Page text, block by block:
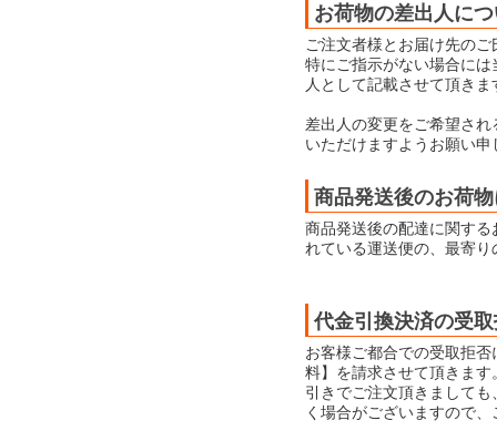
お荷物の差出人に
ご注文者様とお届け先の
特にご指示がない場合に
人として記載させて頂きま
差出人の変更をご希望さ
いただけますようお願い申
商品発送後のお荷
商品発送後の配達に関す
れている運送便の、最寄
代金引換決済の受
お客様ご都合での受取拒
料】を請求させて頂きま
引きでご注文頂きまして
く場合がございますので